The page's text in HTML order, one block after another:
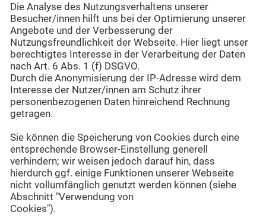
Die Analyse des Nutzungsverhaltens unserer
Besucher/innen hilft uns bei der Optimierung unserer
Angebote und der Verbesserung der
Nutzungsfreundlichkeit der Webseite. Hier liegt unser
berechtigtes Interesse in der Verarbeitung der Daten
nach Art. 6 Abs. 1 (f) DSGVO.
Durch die Anonymisierung der IP-Adresse wird dem
Interesse der Nutzer/innen am Schutz ihrer
personenbezogenen Daten hinreichend Rechnung
getragen.
Sie können die Speicherung von Cookies durch eine
entsprechende Browser-Einstellung generell
verhindern; wir weisen jedoch darauf hin, dass
hierdurch ggf. einige Funktionen unserer Webseite
nicht vollumfänglich genutzt werden können (siehe
Abschnitt "Verwendung von
Cookies").